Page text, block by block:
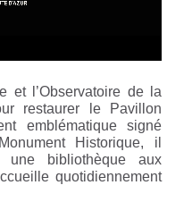
et l’Observatoire de la
restaurer le Pavillon
emblématique signé
Historique, il
une bibliothèque aux
quotidiennement